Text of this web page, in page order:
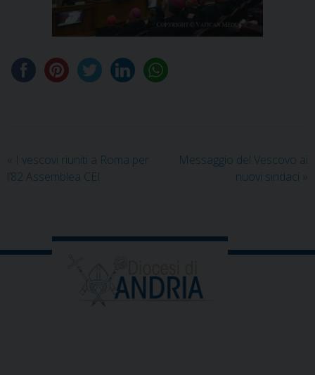
« I vescovi riuniti a Roma per
l’82 Assemblea CEI
Messaggio del Vescovo ai
nuovi sindaci »